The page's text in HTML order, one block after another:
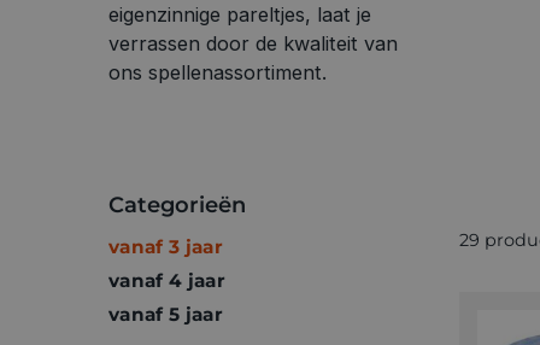
eigenzinnige pareltjes, laat je
verrassen door de kwaliteit van
ons spellenassortiment.
Categorieën
vanaf 3 jaar
vanaf 4 jaar
vanaf 5 jaar
29